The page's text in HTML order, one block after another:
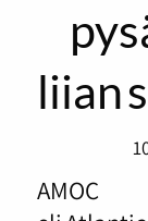
liian
AMOC